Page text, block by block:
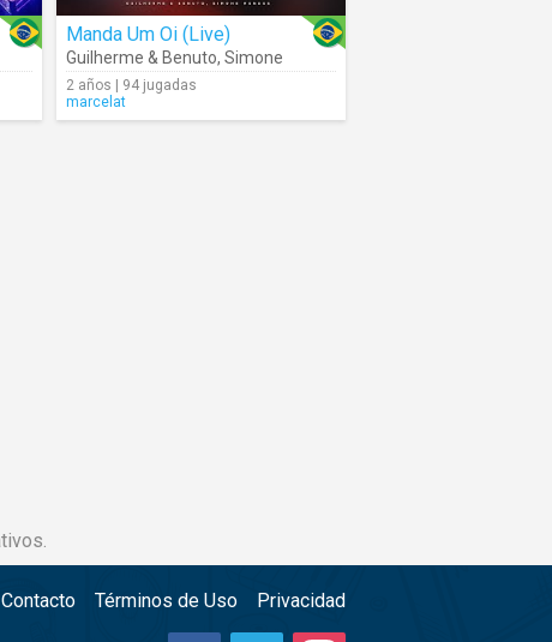
Manda Um Oi (Live)
Guilherme & Benuto, Simone
2 años | 94 jugadas
marcelat
Contacto Términos de Uso Privacidad